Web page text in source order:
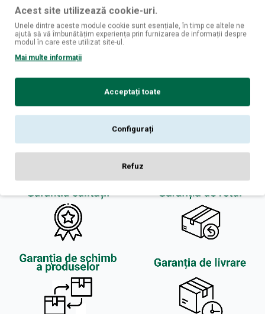
Notă:Codul HTML este citit ca şi text!
Nota:
Rău Bun
Acest site utilizează cookie-uri.
Unele dintre aceste module cookie sunt esențiale, în timp ce altele ne
ajută să vă îmbunătățim experiența prin furnizarea de informații despre
modul în care este utilizat site-ul.
Mai multe informații
Acceptați toate
Configurați
Refuz